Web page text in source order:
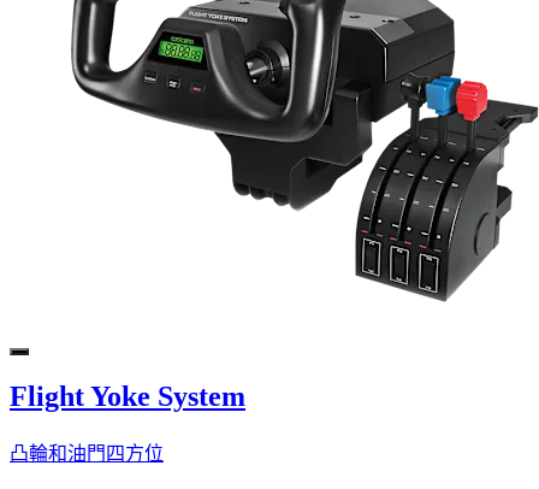
Flight Yoke System
凸輪和油門四方位